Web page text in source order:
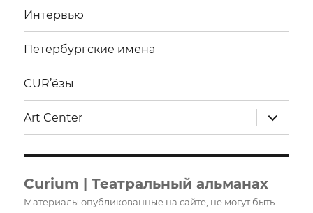
Интервью
Петербургские имена
CUR’ёзы
Art Center
меню
Curium | Театральный альманах
Материалы опубликованные на сайте, не могут быть